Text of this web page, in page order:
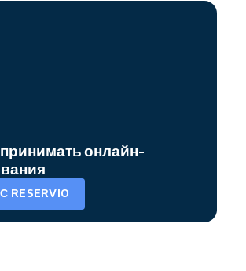
онлайн-
RESERVIO